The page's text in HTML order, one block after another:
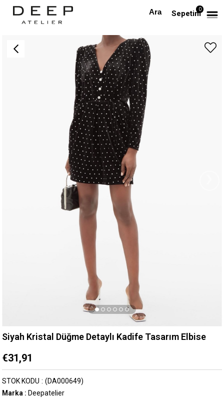
Sepetim0
Anasayfa TÜM ELBİSELER Siyah Kristal Düğme Detaylı Kadife Tasarım Elbise
Siyah Kristal Düğme Detaylı Kadife Tasarım Elbise
€31,91
(DA000649)
STOK KODU
Marka : Deepatelier